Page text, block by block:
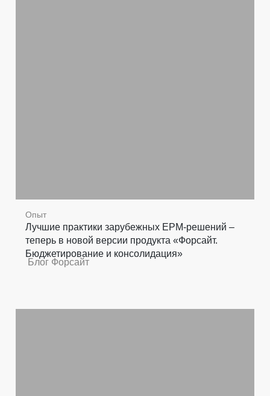
Опыт
Лучшие практики зарубежных EPM-решений –
теперь в новой версии продукта «Форсайт.
Бюджетирование и консолидация»
Блог Форсайт